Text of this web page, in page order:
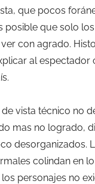
que pocos
posible que solo
con agrado.
al espectador
vista técnico no
mas no logrado,
desorganizados.
colindan en
personajes no